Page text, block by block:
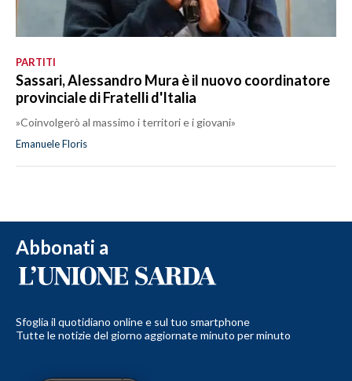
PARTITI
Sassari, Alessandro Mura è il nuovo coordinatore
provinciale di Fratelli d'Italia
»Coinvolgerò al massimo i territori e i giovani»
Emanuele Floris
Abbonati a
Sfoglia il quotidiano online e sul tuo smartphone
Tutte le notizie del giorno aggiornate minuto per minuto